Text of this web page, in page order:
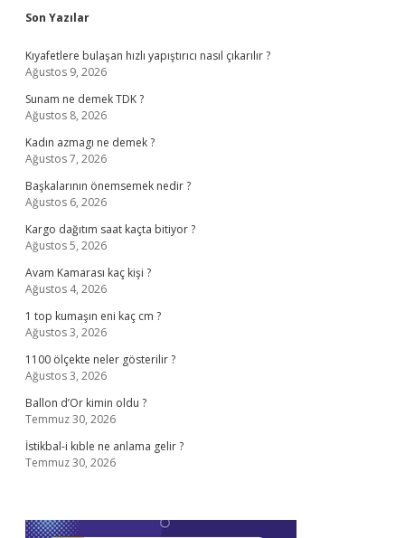
Sidebar
Son Yazılar
Kıyafetlere bulaşan hızlı yapıştırıcı nasıl çıkarılır ?
Ağustos 9, 2026
Sunam ne demek TDK ?
Ağustos 8, 2026
Kadın azmagı ne demek ?
Ağustos 7, 2026
Başkalarının önemsemek nedir ?
Ağustos 6, 2026
Kargo dağıtım saat kaçta bitiyor ?
Ağustos 5, 2026
Avam Kamarası kaç kişi ?
Ağustos 4, 2026
1 top kumaşın eni kaç cm ?
Ağustos 3, 2026
1100 ölçekte neler gösterilir ?
Ağustos 3, 2026
Ballon d’Or kimin oldu ?
Temmuz 30, 2026
İstikbal-i kıble ne anlama gelir ?
Temmuz 30, 2026